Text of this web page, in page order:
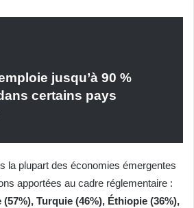
jusqu’à 90 %
certains pays
la plupart des économies émergentes
apportées au cadre réglementaire :
Turquie (46%), Éthiopie (36%),